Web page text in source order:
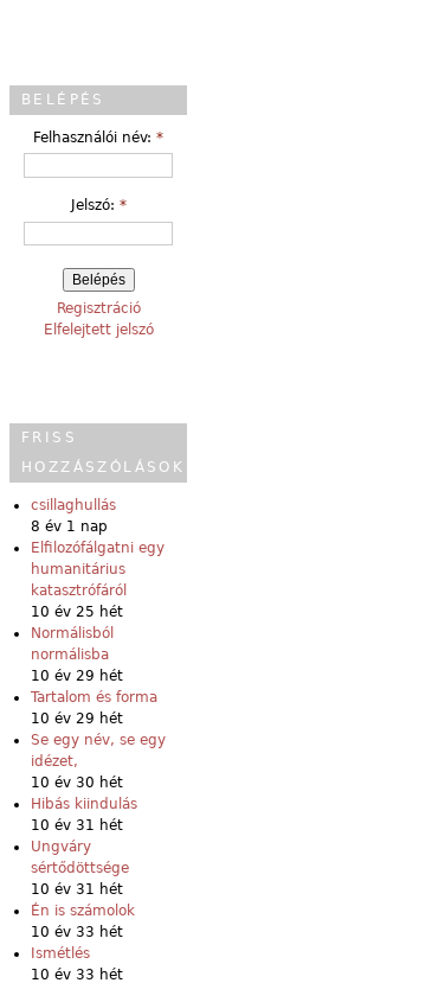
BELÉPÉS
Felhasználói név: *
Jelszó: *
Regisztráció
Elfelejtett jelszó
FRISS
HOZZÁSZÓLÁSOK
csillaghullás
8 év 1 nap
Elfilozófálgatni egy
humanitárius
katasztrófáról
10 év 25 hét
Normálisból
normálisba
10 év 29 hét
Tartalom és forma
10 év 29 hét
Se egy név, se egy
idézet,
10 év 30 hét
Hibás kiindulás
10 év 31 hét
Ungváry
sértődöttsége
10 év 31 hét
Én is számolok
10 év 33 hét
Ismétlés
10 év 33 hét